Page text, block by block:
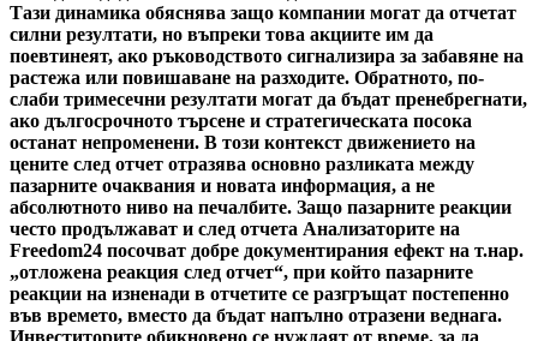
Тази динамика обяснява защо компании могат да отчетат
силни резултати, но въпреки това акциите им да
поевтинеят, ако ръководството сигнализира за забавяне на
растежа или повишаване на разходите. Обратното, по-
слаби тримесечни резултати могат да бъдат пренебрегнати,
ако дългосрочното търсене и стратегическата посока
останат непроменени. В този контекст движението на
цените след отчет отразява основно разликата между
пазарните очаквания и новата информация, а не
абсолютното ниво на печалбите. Защо пазарните реакции
често продължават и след отчета Анализаторите на
Freedom24 посочват добре документирания ефект на т.нар.
„отложена реакция след отчет“, при който пазарните
реакции на изненади в отчетите се разгръщат постепенно
във времето, вместо да бъдат напълно отразени веднага.